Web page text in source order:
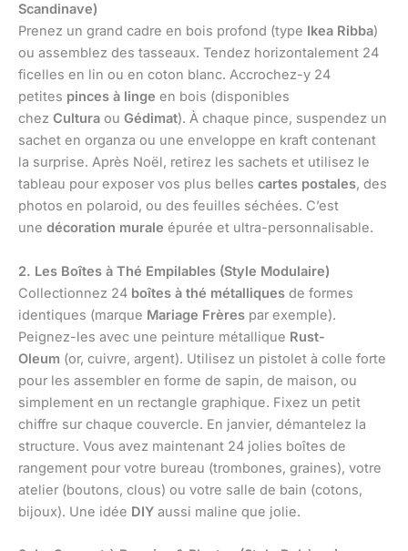
Scandinave)
Prenez un grand cadre en bois profond (type Ikea Ribba)
ou assemblez des tasseaux. Tendez horizontalement 24
ficelles en lin ou en coton blanc. Accrochez-y 24
petites pinces à linge en bois (disponibles
chez Cultura ou Gédimat). À chaque pince, suspendez un
sachet en organza ou une enveloppe en kraft contenant
la surprise. Après Noël, retirez les sachets et utilisez le
tableau pour exposer vos plus belles cartes postales, des
photos en polaroid, ou des feuilles séchées. C’est
une décoration murale épurée et ultra-personnalisable.
2. Les Boîtes à Thé Empilables (Style Modulaire)
Collectionnez 24 boîtes à thé métalliques de formes
identiques (marque Mariage Frères par exemple).
Peignez-les avec une peinture métallique Rust-
Oleum (or, cuivre, argent). Utilisez un pistolet à colle forte
pour les assembler en forme de sapin, de maison, ou
simplement en un rectangle graphique. Fixez un petit
chiffre sur chaque couvercle. En janvier, démantelez la
structure. Vous avez maintenant 24 jolies boîtes de
rangement pour votre bureau (trombones, graines), votre
atelier (boutons, clous) ou votre salle de bain (cotons,
bijoux). Une idée DIY aussi maline que jolie.